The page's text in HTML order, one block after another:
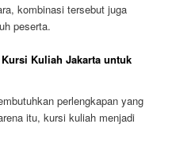
kombinasi tersebut juga
peserta.
Kuliah Jakarta untuk
perlengkapan yang
itu, kursi kuliah menjadi